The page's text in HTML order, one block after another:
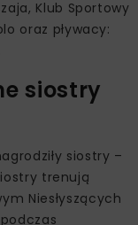
Klub Sportowy
oraz pływacy:
siostry
siostry –
trenują
Niesłyszących